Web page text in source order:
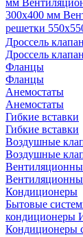
мм
300х400 мм
решетки
Дроссель
Дроссель
Фланцы
Фланцы
Анемостаты
Анемостаты
Гибкие вставки
Гибкие вставки
Воздушные
Воздушные
Кондиционеры
Бытовые
кондиционеры
Кондиционеры